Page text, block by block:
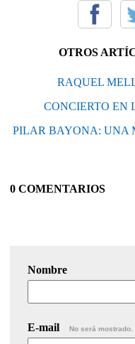
OTROS
RAQUEL
CONCIERTO EN
PILAR BAYONA: UNA
0 COMENTARIOS
Nombre
E-mail No será mostrado.